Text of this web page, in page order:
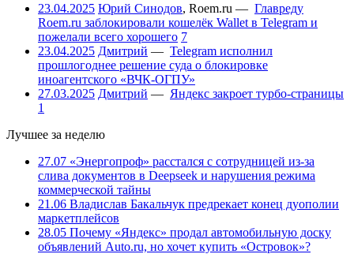
23.04.2025 Юрий Синодов, Roem.ru — Главреду
Roem.ru заблокировали кошелёк Wallet в Telegram и
пожелали всего хорошего 7
23.04.2025 Дмитрий — Telegram исполнил
прошлогоднее решение суда о блокировке
иноагентского «ВЧК-ОГПУ»
27.03.2025 Дмитрий — Яндекс закроет турбо-страницы
1
Лучшее за неделю
27.07 «Энергопроф» расстался с сотрудницей из-за
слива документов в Deepseek и нарушения режима
коммерческой тайны
21.06 Владислав Бакальчук предрекает конец дуополии
маркетплейсов
28.05 Почему «Яндекс» продал автомобильную доску
объявлений Auto.ru, но хочет купить «Островок»?